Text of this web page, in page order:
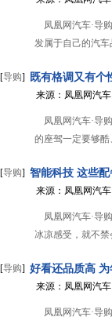
凤凰网汽车·导
发属于自己的汽
[导购] 既有格调又有个
来源：凤凰网汽车
凤凰网汽车·导
的座驾一定要够
[导购] 智能科技 这些
来源：凤凰网汽车
凤凰网汽车·导
冰凉感受，就不
[导购] 好看还品质高
来源：凤凰网汽车
凤凰网汽车·导